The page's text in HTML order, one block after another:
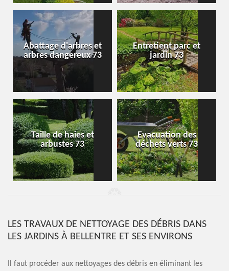
Abattage d'arbres et
arbres dangereux 73
Entretient parc et
jardin 73
Taille de haies et
arbustes 73
Evacuation des
déchets verts 73
LES TRAVAUX DE NETTOYAGE DES DÉBRIS DANS
LES JARDINS À BELLENTRE ET SES ENVIRONS
Il faut procéder aux nettoyages des débris en éliminant les